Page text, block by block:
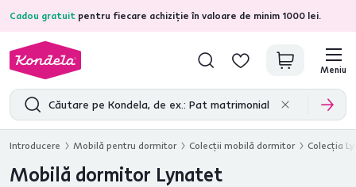
Cadou gratuit pentru fiecare achiziție în valoare de minim 1000 lei.
4,7 31.333recenzii de produs verificate
Meniu
Introducere Mobilă pentru dormitor Colecţii mobilă dormitor Colecţia
Mobilă dormitor Lynatet